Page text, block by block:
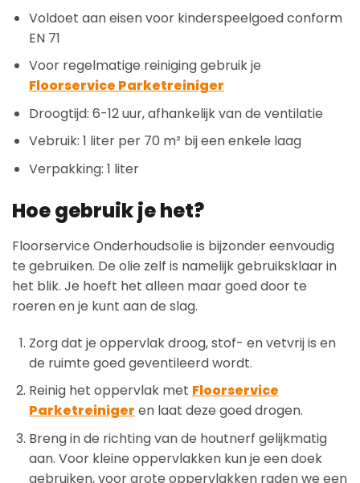
Voldoet aan eisen voor kinderspeelgoed conform
EN 71
Voor regelmatige reiniging gebruik je
Floorservice Parketreiniger
Droogtijd: 6-12 uur, afhankelijk van de ventilatie
Vebruik: 1 liter per 70 m² bij een enkele laag
Verpakking: 1 liter
Hoe gebruik je het?
Floorservice Onderhoudsolie is bijzonder eenvoudig
te gebruiken. De olie zelf is namelijk gebruiksklaar in
het blik. Je hoeft het alleen maar goed door te
roeren en je kunt aan de slag.
Zorg dat je oppervlak droog, stof- en vetvrij is en
de ruimte goed geventileerd wordt.
Reinig het oppervlak met Floorservice
Parketreiniger en laat deze goed drogen.
Breng in de richting van de houtnerf gelijkmatig
aan. Voor kleine oppervlakken kun je een doek
gebruiken, voor grote oppervlakken raden we een